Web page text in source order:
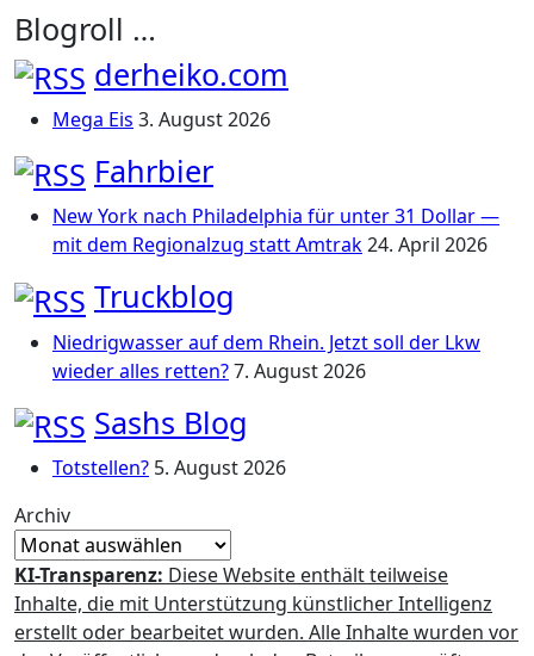
Blogroll …
derheiko.com
Mega Eis 3. August 2026
Fahrbier
New York nach Philadelphia für unter 31 Dollar —
mit dem Regionalzug statt Amtrak24. April 2026
Truckblog
Niedrigwasser auf dem Rhein. Jetzt soll der Lkw
wieder alles retten?7. August 2026
Sashs Blog
Totstellen? 5. August 2026
Archiv
KI-Transparenz: Diese Website enthält teilweise
Inhalte, die mit Unterstützung künstlicher Intelligenz
erstellt oder bearbeitet wurden. Alle Inhalte wurden vor